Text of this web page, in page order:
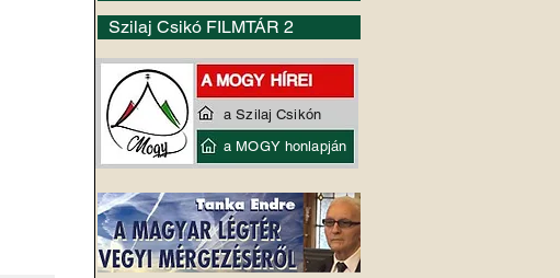
Szilaj Csikó FILMTÁR 2
a Szilaj Csikón
a MOGY honlapján